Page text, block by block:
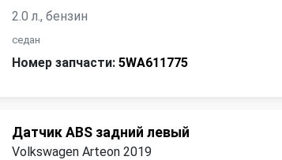
2.0 л., бензин
седан
Номер запчасти: 5WA611775
Датчик ABS задний левый
Volkswagen Arteon 2019